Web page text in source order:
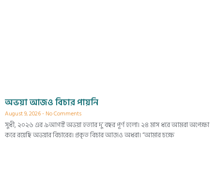
অভয়া আজও বিচার পায়নি
August 9, 2026 No Comments
সুধী, ২০২৬ এর ৯আগষ্ট অভয়া হত্যার দু’ বছর পূর্ণ হলো। ২৪ মাস ধরে আমরা অপেক্ষা
করে রয়েছি অভয়ার বিচারের। প্রকৃত বিচার আজও অধরা। “আমার চক্ষে